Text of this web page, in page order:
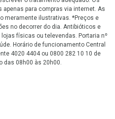
para compras via internet. As
meramente ilustrativas. *Preços e
no decorrer do dia. Antibióticos e
físicas ou televendas. Portaria nº
Horário de funcionamento Central
4020 4404 ou 0800 282 10 10 de
das 08h00 às 20h00.